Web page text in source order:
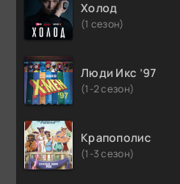
Холод
(1 сезон)
Люди Икс ’97
(1-2 сезон)
Крапополис
(1-3 сезон)